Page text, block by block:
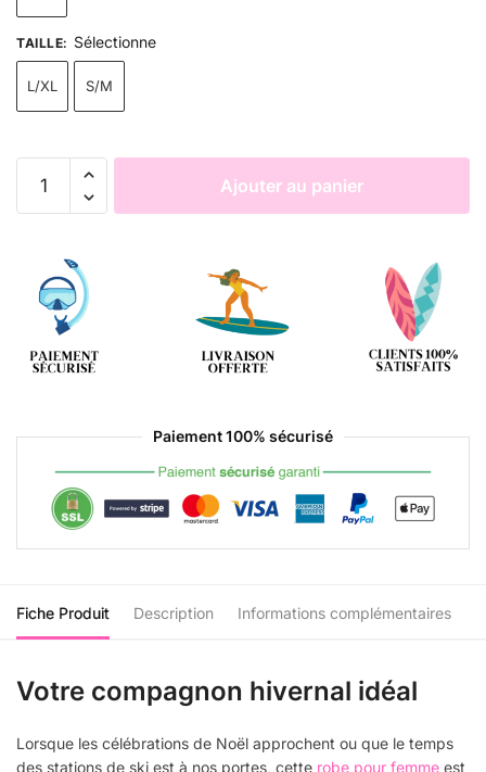
TAILLE: Sélectionne
L/XL S/M
Ajouter au panier
Paiement 100% sécurisé
Fiche Produit Description Informations complémentaires
Votre compagnon hivernal idéal
Lorsque les célébrations de Noël approchent ou que le temps
des stations de ski est à nos portes, cette robe pour femme est